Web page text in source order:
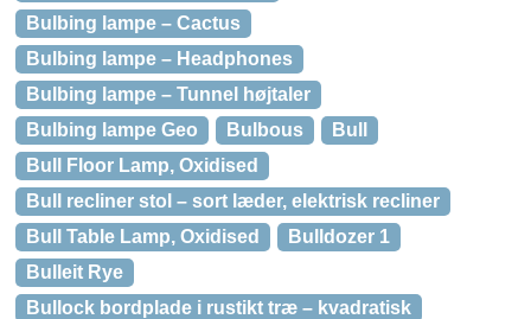
Bulbing lampe – Cactus
Bulbing lampe – Headphones
Bulbing lampe – Tunnel højtaler
Bulbing lampe Geo
Bulbous
Bull
Bull Floor Lamp, Oxidised
Bull recliner stol – sort læder, elektrisk recliner
Bull Table Lamp, Oxidised
Bulldozer 1
Bulleit Rye
Bullock bordplade i rustikt træ – kvadratisk